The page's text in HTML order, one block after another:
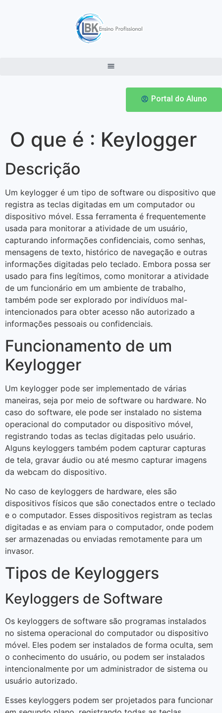
Portal do Aluno
O que é : Keylogger
Descrição
Um keylogger é um tipo de software ou dispositivo que
registra as teclas digitadas em um computador ou
dispositivo móvel. Essa ferramenta é frequentemente
usada para monitorar a atividade de um usuário,
capturando informações confidenciais, como senhas,
mensagens de texto, histórico de navegação e outras
informações digitadas pelo teclado. Embora possa ser
usado para fins legítimos, como monitorar a atividade
de um funcionário em um ambiente de trabalho,
também pode ser explorado por indivíduos mal-
intencionados para obter acesso não autorizado a
informações pessoais ou confidenciais.
Funcionamento de um
Keylogger
Um keylogger pode ser implementado de várias
maneiras, seja por meio de software ou hardware. No
caso do software, ele pode ser instalado no sistema
operacional do computador ou dispositivo móvel,
registrando todas as teclas digitadas pelo usuário.
Alguns keyloggers também podem capturar capturas
de tela, gravar áudio ou até mesmo capturar imagens
da webcam do dispositivo.
No caso de keyloggers de hardware, eles são
dispositivos físicos que são conectados entre o teclado
e o computador. Esses dispositivos registram as teclas
digitadas e as enviam para o computador, onde podem
ser armazenadas ou enviadas remotamente para um
invasor.
Tipos de Keyloggers
Keyloggers de Software
Os keyloggers de software são programas instalados
no sistema operacional do computador ou dispositivo
móvel. Eles podem ser instalados de forma oculta, sem
o conhecimento do usuário, ou podem ser instalados
intencionalmente por um administrador de sistema ou
usuário autorizado.
Esses keyloggers podem ser projetados para funcionar